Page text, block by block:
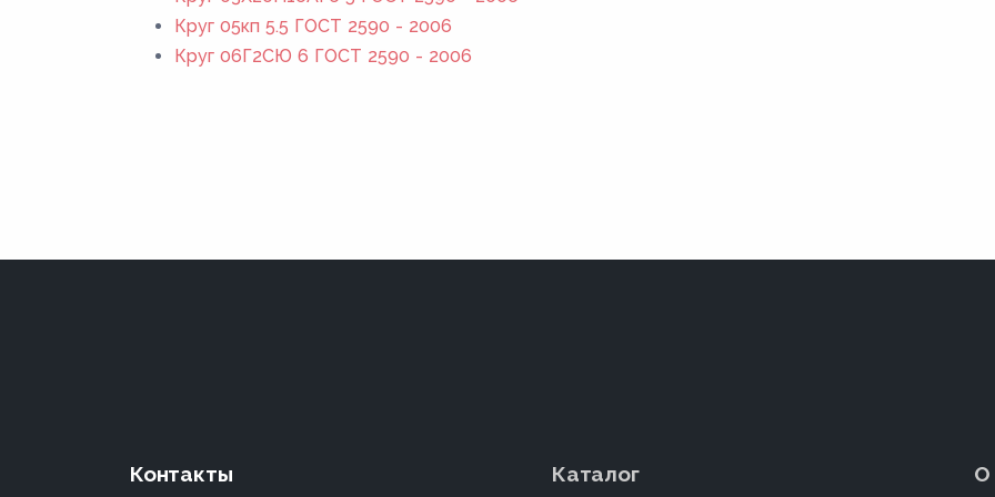
Круг 05кп 5.5 ГОСТ 2590 - 2006
Круг 06Г2СЮ 6 ГОСТ 2590 - 2006
Контакты Каталог О